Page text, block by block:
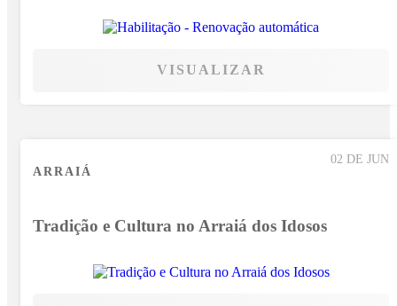
VISUALIZAR
02 DE JUN
ARRAIÁ
Tradição e Cultura no Arraiá dos Idosos